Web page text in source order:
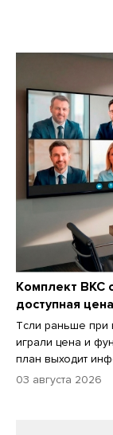
Комплект ВКС
доступная цена
Tсли раньше
играли цена и
план выходит
03 августа 2026